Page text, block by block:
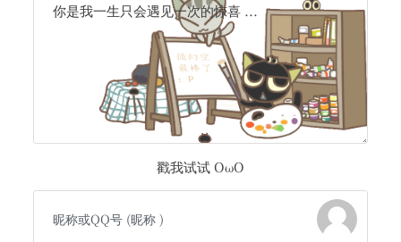
你是我一生只会遇见一次的惊喜 ...
戳我试试 OωO